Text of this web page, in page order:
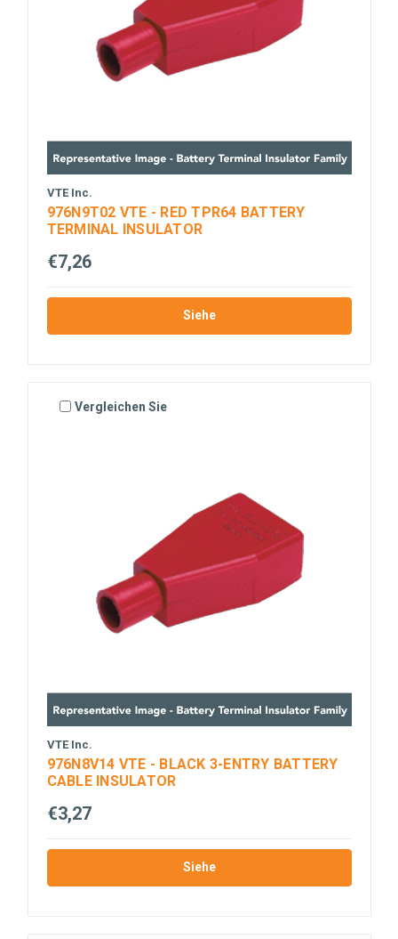
VTE Inc.
976N9T02 VTE - RED TPR64 BATTERY
TERMINAL INSULATOR
€7,26
Siehe
Vergleichen Sie
VTE Inc.
976N8V14 VTE - BLACK 3-ENTRY BATTERY
CABLE INSULATOR
€3,27
Siehe